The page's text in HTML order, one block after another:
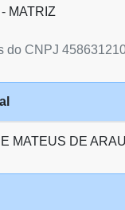
do CNPJ
MATRIZ
MATEUS DE